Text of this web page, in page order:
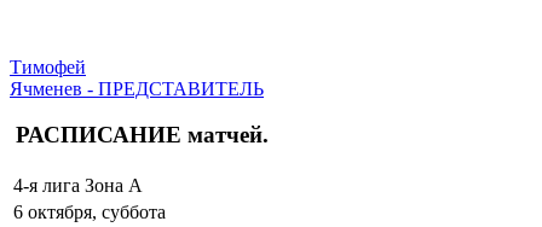
Тимофей
Ячменев - ПРЕДСТАВИТЕЛЬ
РАСПИСАНИЕ матчей.
4-я лига Зона А
6 октября, суббота